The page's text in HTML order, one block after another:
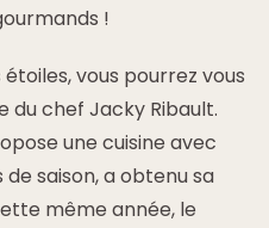
!
vous pourrez vous
du chef Jacky Ribault.
une cuisine avec
saison, a obtenu sa
même année, le